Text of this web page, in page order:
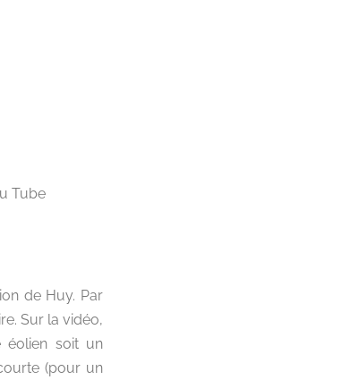
Tube
de Huy. Par
Sur la vidéo,
éolien soit un
(pour un